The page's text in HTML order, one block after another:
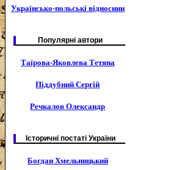
Українсько-польські відносини
Популярні автори
Таїрова-Яковлева Тетяна
Піддубний Сергій
Речкалов Олександр
Історичні постаті України
Богдан Хмельницький